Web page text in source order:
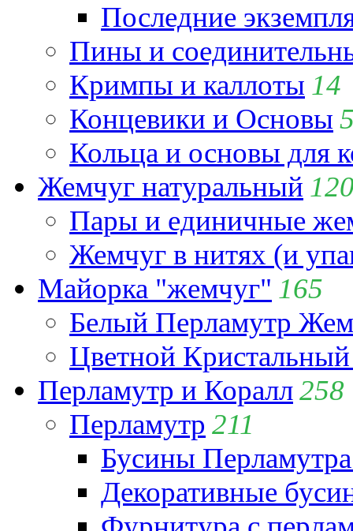
Последние
Пины и
Кримпы и каллоты 14
Концевики и Основы
Кольца и основы для
Жемчуг натуральный
Пары и единичные
Жемчуг в нитях (и
Майорка "жемчуг" 165
Белый Перламутр
Цветной
Перламутр и Коралл258
Перламутр 211
Бусины
Декоративные